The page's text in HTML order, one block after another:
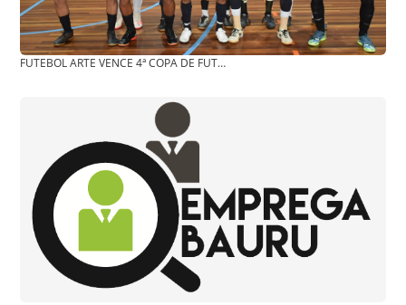
FUTEBOL ARTE VENCE 4ª COPA DE FUTSAL